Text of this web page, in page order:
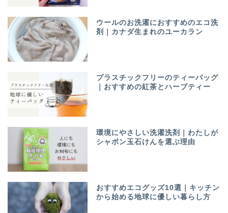
ウールのお洗濯におすすめのエコ洗
剤｜カナダ生まれのユーカラン
プラスチックフリーのティーバッグ
｜おすすめの紅茶とハーブティー
環境にやさしい洗濯洗剤｜わたしが
シャボン玉石けんを選ぶ理由
おすすめエコグッズ10選｜キッチン
から始める地球に優しい暮らし方
プロフィール